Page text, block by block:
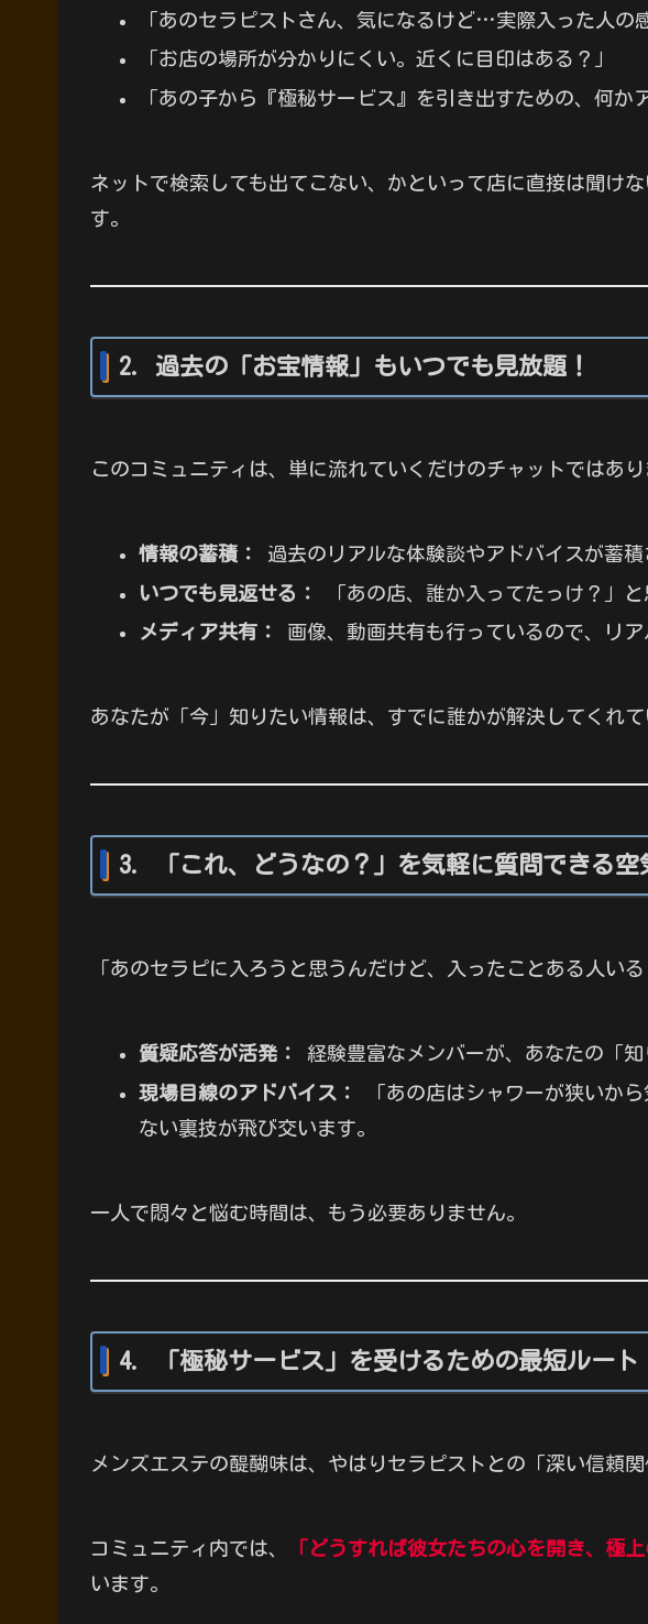
「あのセラピストさん、気になるけど…実際入った人の
「お店の場所が分かりにくい。近くに目印はある？」
「あの子から『極秘サービス』を引き出すための、何か
ネットで検索しても出てこない、かといって店に直接は聞
す。
2. 過去の「お宝情報」もいつでも見放題！
このコミュニティは、単に流れていくだけのチャットではあり
情報の蓄積：
過去のリアルな体験談やアドバイスが蓄積
いつでも見返せる：
「あの店、誰か入ってたっけ？」
メディア共有：
画像、動画共有も行っているので、リア
あなたが「今」知りたい情報は、すでに誰かが解決してくれて
3. 「これ、どうなの？」を気軽に質問できる空
「あのセラピに入ろうと思うんだけど、入ったことある人い
質疑応答が活発：
経験豊富なメンバーが、あなたの「知
現場目線のアドバイス：
「あの店はシャワーが狭いか
ない裏技が飛び交います。
一人で悶々と悩む時間は、もう必要ありません。
4. 「極秘サービス」を受けるための最短ルート
メンズエステの醍醐味は、やはりセラピストとの「深い信頼
コミュニティ内では、 「どうすれば彼女たちの心を開き、極
います。